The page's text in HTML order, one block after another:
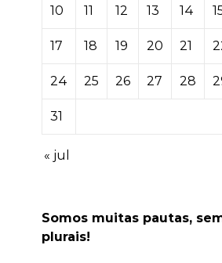
10 11 12 13 14
17 18 19 20 21
24 25 26 27 28
31
« jul
Somos muitas pautas,
plurais!